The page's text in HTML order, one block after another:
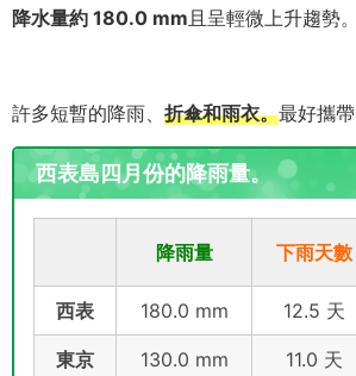
降水量約 180.0 mm 且呈輕微上升趨勢。
許多短暫的降雨、 折傘和雨衣。最好攜帶
西表島四月份的降雨量。
降雨量 下雨天數
西表 180.0 mm 12.5 天
東京 130.0 mm 11.0 天